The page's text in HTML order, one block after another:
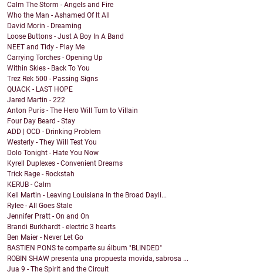
Calm The Storm - Angels and Fire
Who the Man - Ashamed Of It All
David Morin - Dreaming
Loose Buttons - Just A Boy In A Band
NEET and Tidy - Play Me
Carrying Torches - Opening Up
Within Skies - Back To You
Trez Rek 500 - Passing Signs
QUACK - LAST HOPE
Jared Martin - 222
Anton Puris - The Hero Will Turn to Villain
Four Day Beard - Stay
ADD | OCD - Drinking Problem
Westerly - They Will Test You
Dolo Tonight - Hate You Now
Kyrell Duplexes - Convenient Dreams
Trick Rage - Rockstah
KERUB - Calm
Kell Martin - Leaving Louisiana In the Broad Dayli...
Rylee - All Goes Stale
Jennifer Pratt - On and On
Brandi Burkhardt - electric 3 hearts
Ben Maier - Never Let Go
BASTIEN PONS te comparte su álbum "BLINDED"
ROBIN SHAW presenta una propuesta movida, sabrosa ...
Jua 9 - The Spirit and the Circuit